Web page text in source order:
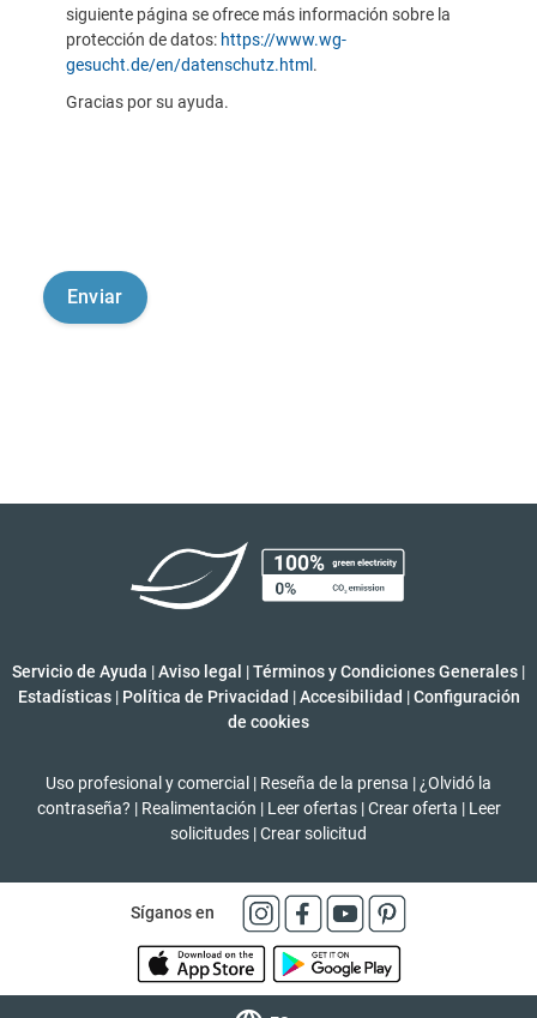
siguiente página se ofrece más información sobre la
protección de datos: https://www.wg-
gesucht.de/en/datenschutz.html .
Gracias por su ayuda.
Servicio de Ayuda |Aviso legal |Términos y Condiciones Generales |
Estadísticas | Política de Privacidad | Accesibilidad | Configuración
de cookies
Uso profesional y comercial | Reseña de la prensa | ¿Olvidó la
contraseña? | Realimentación | Leer ofertas | Crear oferta | Leer
solicitudes |Crear solicitud
Síganos en